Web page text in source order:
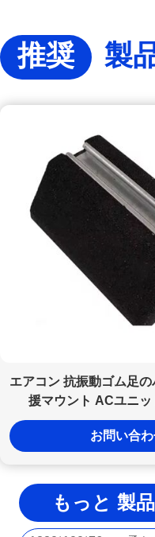
推奨 製
エアコン 抗振動ゴム足
援マウント ACユニ
お問い合
もっと 製品
パーソナライズされ
1220*100*76mm 柔